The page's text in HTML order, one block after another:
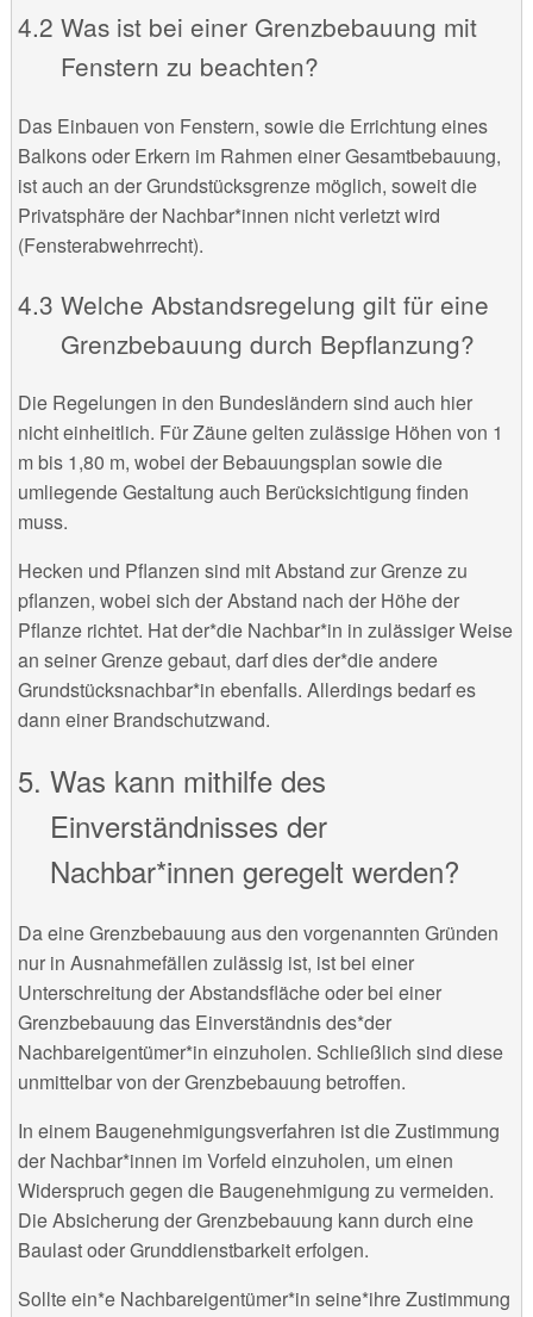
Was ist bei einer Grenzbebauung mit
Fenstern zu beachten?
Das Einbauen von Fenstern, sowie die Errichtung eines
Balkons oder Erkern im Rahmen einer Gesamtbebauung,
ist auch an der Grundstücksgrenze möglich, soweit die
Privatsphäre der Nachbar*innen nicht verletzt wird
(Fensterabwehrrecht).
Welche Abstandsregelung gilt für eine
Grenzbebauung durch Bepflanzung?
Die Regelungen in den Bundesländern sind auch hier
nicht einheitlich. Für Zäune gelten zulässige Höhen von 1
m bis 1,80 m, wobei der Bebauungsplan sowie die
umliegende Gestaltung auch Berücksichtigung finden
muss.
Hecken und Pflanzen sind mit Abstand zur Grenze zu
pflanzen, wobei sich der Abstand nach der Höhe der
Pflanze richtet. Hat der*die Nachbar*in in zulässiger Weise
an seiner Grenze gebaut, darf dies der*die andere
Grundstücksnachbar*in ebenfalls. Allerdings bedarf es
dann einer Brandschutzwand.
Was kann mithilfe des
Einverständnisses der
Nachbar*innen geregelt werden?
Da eine Grenzbebauung aus den vorgenannten Gründen
nur in Ausnahmefällen zulässig ist, ist bei einer
Unterschreitung der Abstandsfläche oder bei einer
Grenzbebauung das Einverständnis des*der
Nachbareigentümer*in einzuholen. Schließlich sind diese
unmittelbar von der Grenzbebauung betroffen.
In einem Baugenehmigungsverfahren ist die Zustimmung
der Nachbar*innen im Vorfeld einzuholen, um einen
Widerspruch gegen die Baugenehmigung zu vermeiden.
Die Absicherung der Grenzbebauung kann durch eine
Baulast oder Grunddienstbarkeit erfolgen.
Sollte ein*e Nachbareigentümer*in seine*ihre Zustimmung